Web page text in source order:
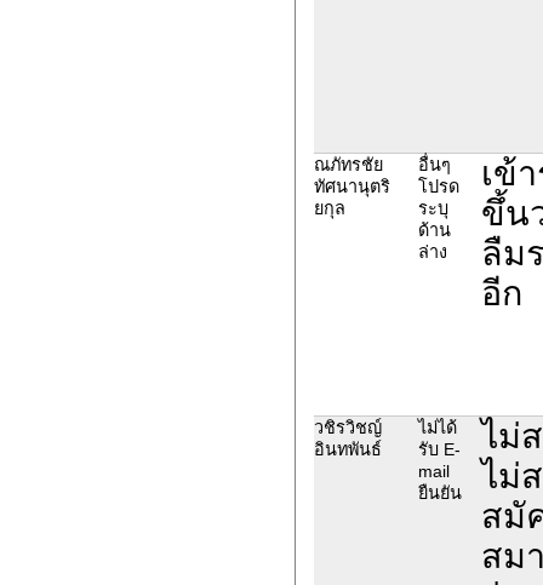
ณภัทรชัย
ทัศนานุตริ
ยกุล
อื่นๆ
โปรด
ระบุ
ด้าน
ล่าง
เข้
ขึ้น
ลืม
อีก
วชิรวิชญ์
อินทพันธ์
ไม่ได้
รับ E-
mail
ยืนยัน
ไม่
ไม่
สมั
สม